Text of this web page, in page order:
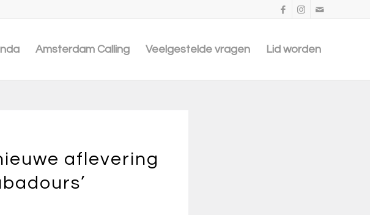
Amsterdam Calling Veelgestelde vragen Lid worden
aflevering